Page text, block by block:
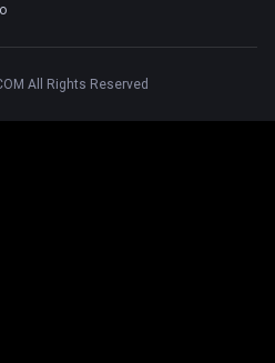
All Rights Reserved